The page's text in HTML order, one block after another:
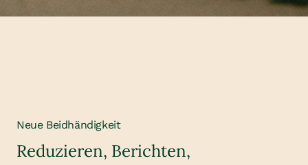
Neue Beidhändigkeit
Reduzieren, Berichten,